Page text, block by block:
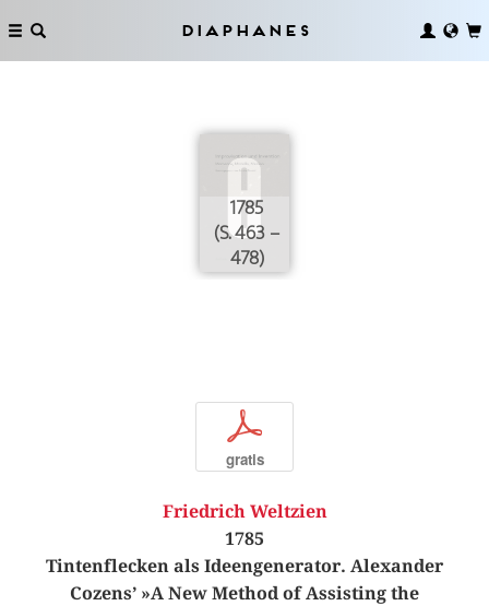
Diaphanes
1785
(S. 463 –
478)
p
gratis
Friedrich Weltzien
1785
Tintenflecken als Ideengenerator. Alexander
Cozens’ »A New Method of Assisting the